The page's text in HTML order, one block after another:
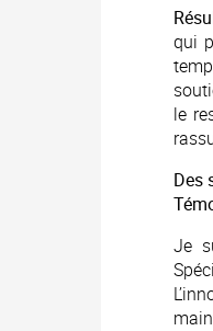
qui
le
Des
Je